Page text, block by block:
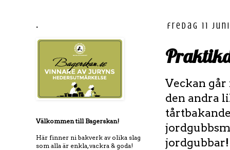
fredag 11
Veckan går
den andra
.
Välkommen till Bagerskan!
Här finner ni bakverk av olika slag
som alla är enkla, vackra & goda!